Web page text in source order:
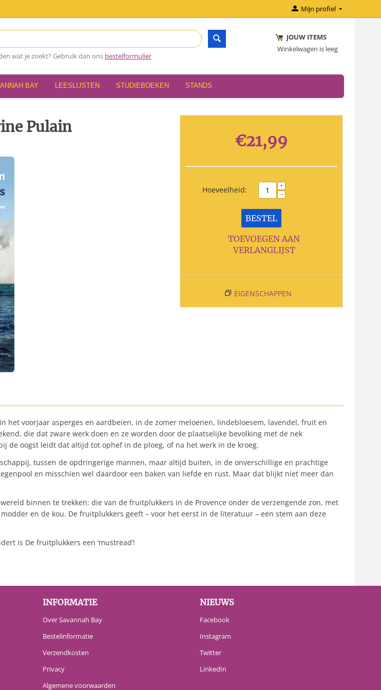
Mijn profiel
wat je zoekt? Gebruik dan ons bestelformulier
JOUW ITEMS
Winkelwagen is leeg
BAY LEESLIJSTEN STUDIEBOEKEN STANDS
Pulain
€21,99
Hoeveelheid: +
−
BESTEL
TOEVOEGEN AAN
VERLANGLIJST
EIGENSCHAPPEN
het voorjaar asperges en aardbeien, in de zomer meloenen, lindebloesem, lavendel, fruit en
die dat zware werk doen en ze worden door de plaatselijke bevolking met de nek
de oogst leidt dat altijd tot ophef in de ploeg, of na het werk in de kroeg.
tussen de opdringerige mannen, maar altijd buiten, in de onverschillige en prachtige
en misschien wel daardoor een baken van liefde en rust. Maar dat blijkt niet meer dan
binnen te trekken: die van de fruitplukkers in de Provence onder de verzengende zon, met
en de kou. De fruitplukkers geeft – voor het eerst in de literatuur – een stem aan deze
is De fruitplukkers een ‘mustread’!
INFORMATIE
Over Savannah Bay
Bestelinformatie
Verzendkosten
Privacy
Algemene voorwaarden
NIEUWS
Facebook
Instagram
Twitter
LinkedIn